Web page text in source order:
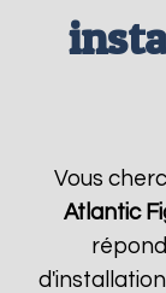
Vous
Atlantic